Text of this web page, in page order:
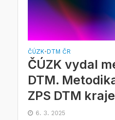
ČÚZK•DTM ČR
ČÚZK vydal
DTM.
ZPS DTM kraje
6. 3. 2025